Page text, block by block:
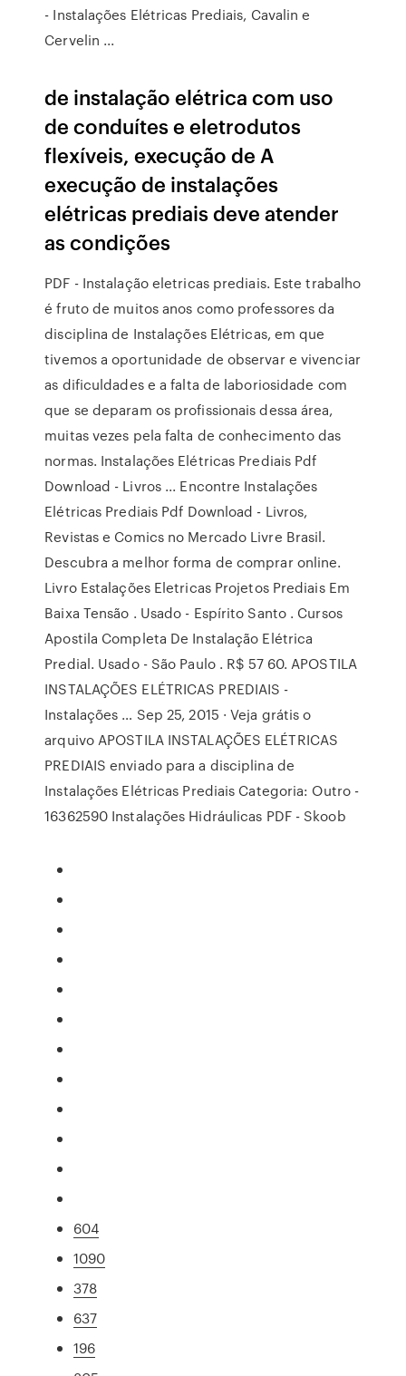
- Instalações Elétricas Prediais, Cavalin e
Cervelin ...
de instalação elétrica com uso
de conduítes e eletrodutos
flexíveis, execução de A
execução de instalações
elétricas prediais deve atender
as condições
PDF - Instalação eletricas prediais. Este trabalho
é fruto de muitos anos como professores da
disciplina de Instalações Elétricas, em que
tivemos a oportunidade de observar e vivenciar
as dificuldades e a falta de laboriosidade com
que se deparam os profissionais dessa área,
muitas vezes pela falta de conhecimento das
normas. Instalações Elétricas Prediais Pdf
Download - Livros ... Encontre Instalações
Elétricas Prediais Pdf Download - Livros,
Revistas e Comics no Mercado Livre Brasil.
Descubra a melhor forma de comprar online.
Livro Estalações Eletricas Projetos Prediais Em
Baixa Tensão . Usado - Espírito Santo . Cursos
Apostila Completa De Instalação Elétrica
Predial. Usado - São Paulo . R$ 57 60. APOSTILA
INSTALAÇÕES ELÉTRICAS PREDIAIS -
Instalações … Sep 25, 2015 · Veja grátis o
arquivo APOSTILA INSTALAÇÕES ELÉTRICAS
PREDIAIS enviado para a disciplina de
Instalações Elétricas Prediais Categoria: Outro -
16362590 Instalações Hidráulicas PDF - Skoob
604
1090
378
637
196